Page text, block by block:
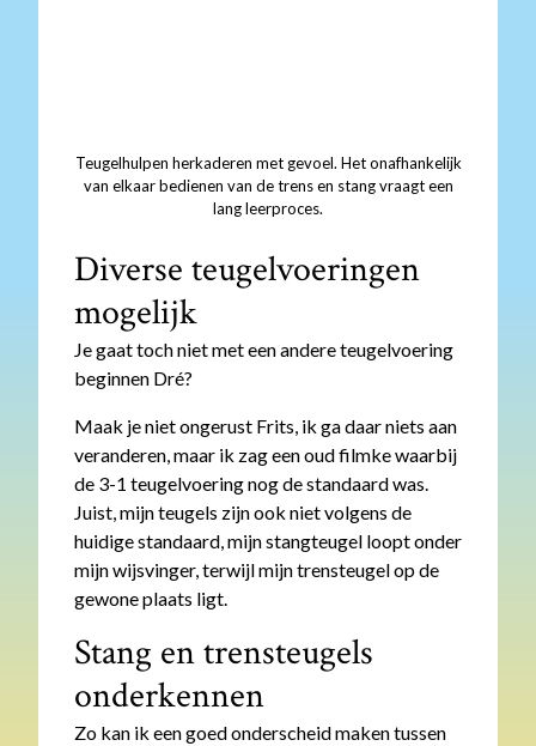
Teugelhulpen herkaderen met gevoel. Het onafhankelijk
van elkaar bedienen van de trens en stang vraagt een
lang leerproces.
Diverse teugelvoeringen
mogelijk
Je gaat toch niet met een andere teugelvoering
beginnen Dré?
Maak je niet ongerust Frits, ik ga daar niets aan
veranderen, maar ik zag een oud filmke waarbij
de 3-1 teugelvoering nog de standaard was.
Juist, mijn teugels zijn ook niet volgens de
huidige standaard, mijn stangteugel loopt onder
mijn wijsvinger, terwijl mijn trensteugel op de
gewone plaats ligt.
Stang en trensteugels
onderkennen
Zo kan ik een goed onderscheid maken tussen